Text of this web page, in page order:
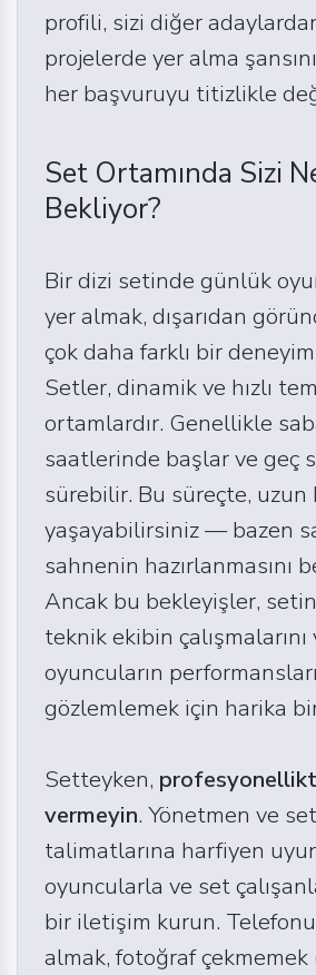
profili, sizi diğer
projelerde yer alma
her başvuruyu titizlikle
Set Ortamında Sizi
Bekliyor?
Bir dizi setinde günlük
yer almak, dışarıdan
çok daha farklı bir
Setler, dinamik ve hızlı
ortamlardır. Genellikle
saatlerinde başlar ve geç
sürebilir. Bu süreçte,
yaşayabilirsiniz — bazen
sahnenin hazırlanmasını
Ancak bu bekleyişler,
teknik ekibin çalışmalarını
oyuncuların
gözlemlemek için harika
Setteyken,
vermeyin. Yönetmen ve
talimatlarına harfiyen
oyuncularla ve set
bir iletişim kurun.
almak, fotoğraf çekmemek